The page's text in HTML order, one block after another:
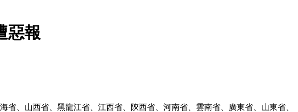
惡報
、山西省、黑龍江省、江西省、陝西省、河南省、雲南省、廣東省、山東省、